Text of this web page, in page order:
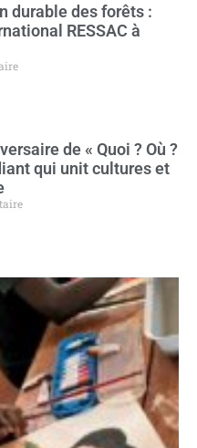
durable des forêts :
RESSAC à
de « Quoi ? Où ?
qui unit cultures et